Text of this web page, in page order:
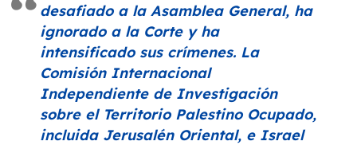
desafiado a la Asamblea General, ha
ignorado a la Corte y ha
intensificado sus crímenes. La
Comisión Internacional
Independiente de Investigación
sobre el Territorio Palestino Ocupado,
incluida Jerusalén Oriental, e Israel